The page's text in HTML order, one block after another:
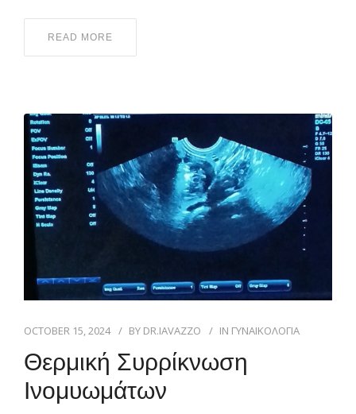
READ MORE
OCTOBER 15, 2024 BY DR.IAVAZZO IN ΓΥΝΑΙΚΟΛΟΓΙΑ
Θερμική Συρρίκνωση
Ινομυωμάτων